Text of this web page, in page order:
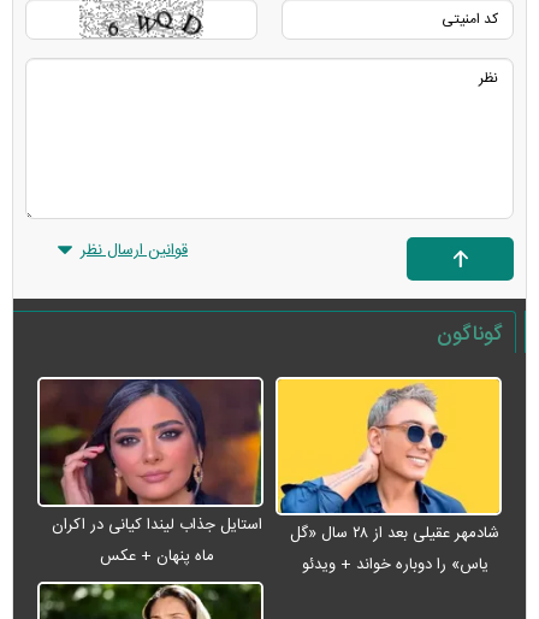
قوانین ارسال نظر
گوناگون
شادمهر عقیلی بعد از ۲۸ سال «گل
یاس» را دوباره خواند + ویدئو
استایل جذاب لیندا کیانی در اکران
ماه پنهان + عکس